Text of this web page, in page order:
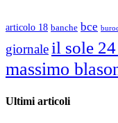
articolo 18 banche bce
giornale il sole
massimo
Ultimi articoli